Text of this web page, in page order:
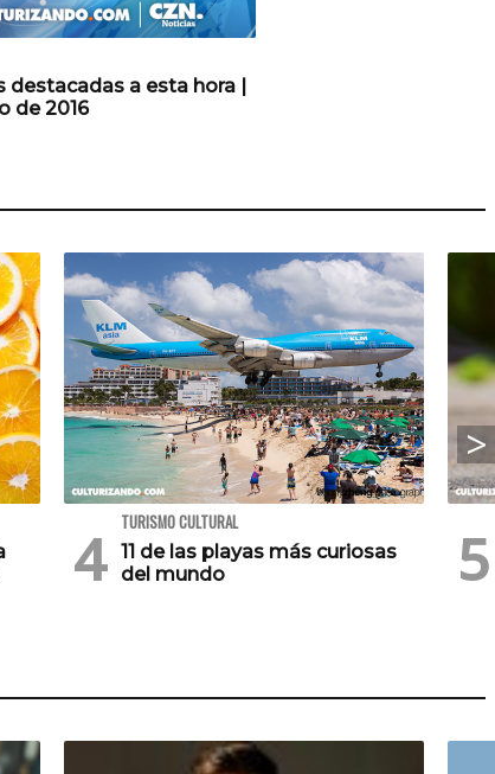
destacadas a esta hora |
de 2016
TURISMO CULTURAL
11 de las playas más curiosas
del mundo